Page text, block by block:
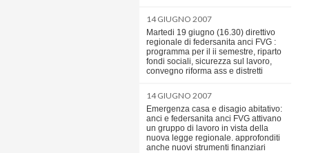
14 GIUGNO 2007
Martedi 19 giugno (16.30) direttivo
regionale di federsanita anci FVG :
programma per il ii semestre, riparto
fondi sociali, sicurezza sul lavoro,
convegno riforma ass e distretti
14 GIUGNO 2007
Emergenza casa e disagio abitativo:
anci e federsanita anci FVG attivano
un gruppo di lavoro in vista della
nuova legge regionale. approfonditi
anche nuovi strumenti finanziari